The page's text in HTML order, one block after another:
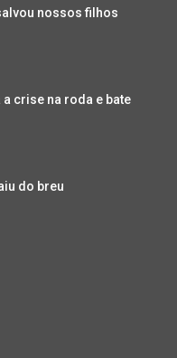
nossos filhos
crise na roda e bate
do breu